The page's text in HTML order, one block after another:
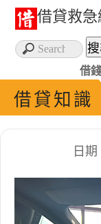
借貸救急
借
借貸知識
日